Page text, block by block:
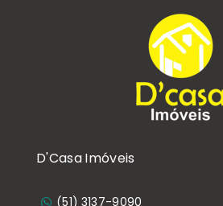
D'Casa Imóveis
(51) 3137-9090